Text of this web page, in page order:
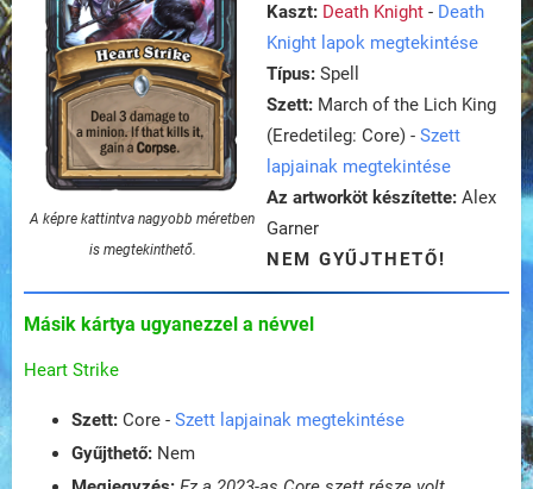
A képre kattintva nagyobb méretben
is megtekinthető.
Kaszt: Death Knight - Death
Knight lapok megtekintése
Típus: Spell
Szett: March of the Lich King
(Eredetileg: Core) - Szett
lapjainak megtekintése
Az artworköt készítette: Alex
Garner
NEM GYŰJTHETŐ!
Másik kártya ugyanezzel a névvel
Heart Strike
Szett: Core - Szett lapjainak megtekintése
Gyűjthető: Nem